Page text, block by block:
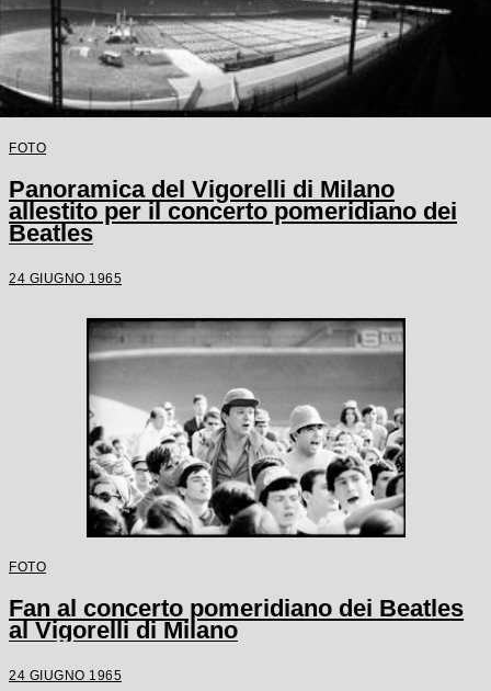
FOTO
Panoramica del Vigorelli di Milano
allestito per il concerto pomeridiano dei
Beatles
24 GIUGNO 1965
FOTO
Fan al concerto pomeridiano dei Beatles
al Vigorelli di Milano
24 GIUGNO 1965